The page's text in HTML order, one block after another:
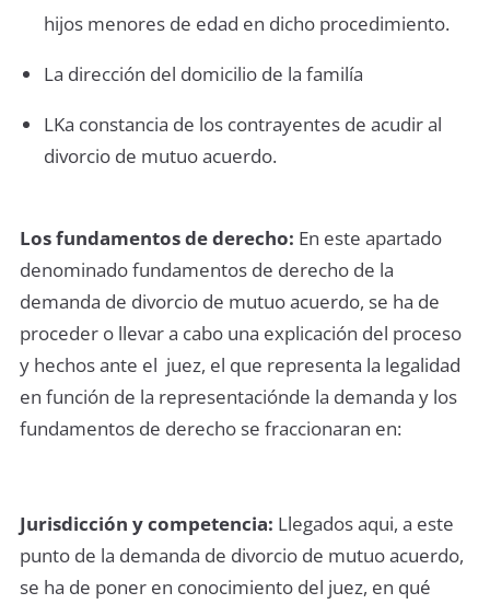
hijos menores de edad en dicho procedimiento.
La dirección del domicilio de la familía
LKa constancia de los contrayentes de acudir al
divorcio de mutuo acuerdo.
Los fundamentos de derecho: En este apartado
denominado fundamentos de derecho de la
demanda de divorcio de mutuo acuerdo, se ha de
proceder o llevar a cabo una explicación del proceso
y hechos ante el juez, el que representa la legalidad
en función de la representaciónde la demanda y los
fundamentos de derecho se fraccionaran en:
Jurisdicción y competencia: Llegados aqui, a este
punto de la demanda de divorcio de mutuo acuerdo,
se ha de poner en conocimiento del juez, en qué